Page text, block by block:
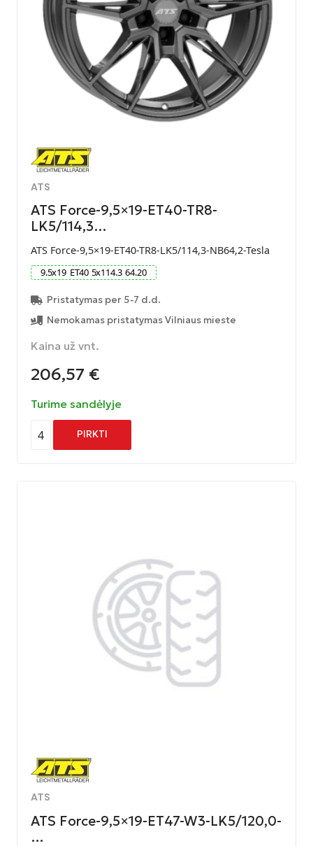
ATS
ATS Force-9,5×19-ET40-TR8-
LK5/114,3…
ATS Force-9,5×19-ET40-TR8-LK5/114,3-NB64,2-Tesla
9.5x19 ET40 5x114.3 64.20
Pristatymas per 5-7 d.d.
Nemokamas pristatymas Vilniaus mieste
Kaina už vnt.
206,57 €
Turime sandėlyje
4 PIRKTI
ATS
ATS Force-9,5×19-ET47-W3-LK5/120,0-
…